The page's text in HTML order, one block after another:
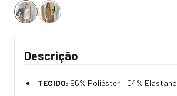
Descrição
TECIDO: 96% Poliéster – 04% Elastano